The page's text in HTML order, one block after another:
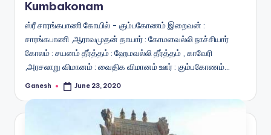
Kumbakonam
ஸ்ரீ சாரங்கபாணி கோயில் - கும்பகோணம் இறைவன் :
சாரங்கபாணி ,ஆராவமுதன் தாயார் : கோமளவல்லி நாச்சியார்
கோலம் : சயனம் தீர்த்தம் : ஹேமவல்லி தீர்த்தம் , காவேரி
,அரசலாறு விமானம் : வைதிக விமானம் ஊர் : கும்பகோணம்…
Posted
Ganesh June 23, 2020